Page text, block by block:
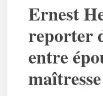
Ernest
reporter
entre
maîtresse